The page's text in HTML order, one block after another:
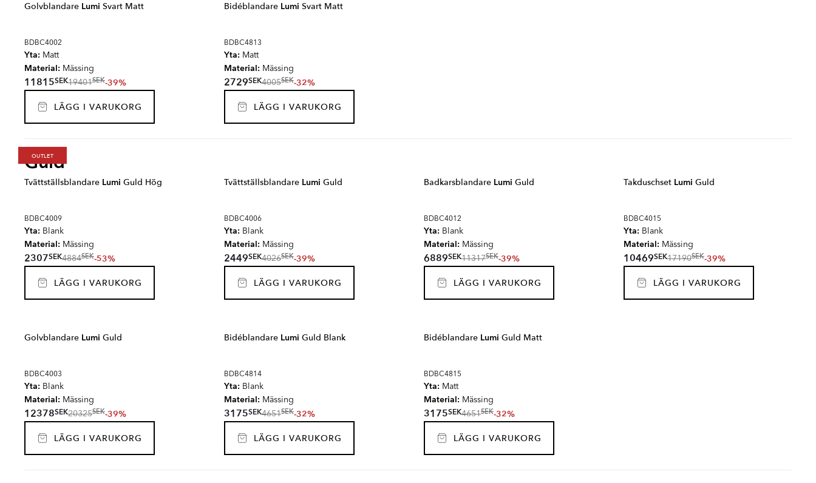
Golvblandare Lumi Svart Matt
BDBC4002
Yta: Matt
Material: Mässing
11815SEK19401SEK-39%
LÄGG I VARUKORG
Bidéblandare Lumi Svart Matt
BDBC4813
Yta: Matt
Material: Mässing
2729SEK4005SEK-32%
LÄGG I VARUKORG
Guld
OUTLET
Tvättställsblandare Lumi Guld Hög
BDBC4009
Yta: Blank
Material: Mässing
2307SEK4884SEK-53%
LÄGG I VARUKORG
Tvättställsblandare Lumi Guld
BDBC4006
Yta: Blank
Material: Mässing
2449SEK4026SEK-39%
LÄGG I VARUKORG
Badkarsblandare Lumi Guld
BDBC4012
Yta: Blank
Material: Mässing
6889SEK11317SEK-39%
LÄGG I VARUKORG
Takduschset Lumi Guld
BDBC4015
Yta: Blank
Material: Mässing
10469SEK17190SEK-39%
LÄGG I VARUKORG
Golvblandare Lumi Guld
BDBC4003
Yta: Blank
Material: Mässing
12378SEK20325SEK-39%
LÄGG I VARUKORG
Bidéblandare Lumi Guld Blank
BDBC4814
Yta: Blank
Material: Mässing
3175SEK4651SEK-32%
LÄGG I VARUKORG
Bidéblandare Lumi Guld Matt
BDBC4815
Yta: Matt
Material: Mässing
3175SEK4651SEK-32%
LÄGG I VARUKORG